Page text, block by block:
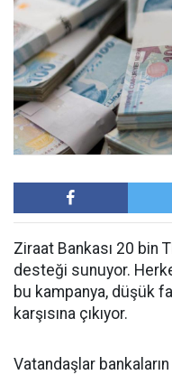
Ziraat Bankası 20 bin
desteği sunuyor.
bu kampanya, düşük
karşısına çıkıyor.
Vatandaşlar